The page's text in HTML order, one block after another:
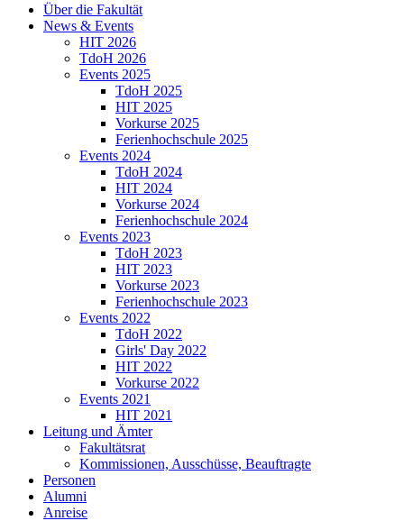
Über die Fakultät
News & Events
HIT 2026
TdoH 2026
Events 2025
TdoH 2025
HIT 2025
Vorkurse 2025
Ferienhochschule 2025
Events 2024
TdoH 2024
HIT 2024
Vorkurse 2024
Ferienhochschule 2024
Events 2023
TdoH 2023
HIT 2023
Vorkurse 2023
Ferienhochschule 2023
Events 2022
TdoH 2022
Girls' Day 2022
HIT 2022
Vorkurse 2022
Events 2021
HIT 2021
Leitung und Ämter
Fakultätsrat
Kommissionen, Ausschüsse, Beauftragte
Personen
Alumni
Anreise